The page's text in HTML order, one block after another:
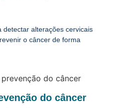
detectar alterações cervicais
o câncer de forma
do câncer